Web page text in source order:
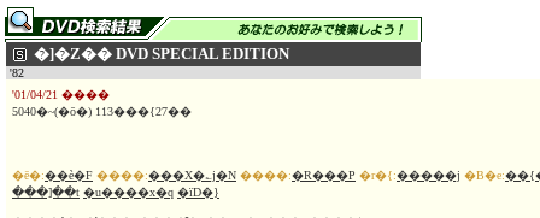
�]�Z�� DVD SPECIAL EDITION
'82
'01/04/21 ����
5040�~(�ō�) 113���{27��
�ē�:��ѐ�F ����:���X�؎j�N ����:�R���P �r�{:�����j �B�e:
���]��t �u����x�q �їD�}